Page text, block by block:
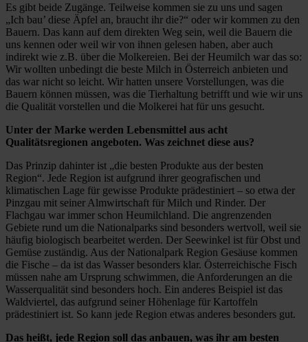
Es gibt beide Zugänge. Teilweise kommen sie zu uns und sagen
„Ich bau’ diese Äpfel an, braucht ihr die?“ oder wir kommen zu den
Bauern. Das kann auf dem direkten Weg sein, weil die Bauern die
uns kennen oder weil wir von ihnen gelesen haben, aber auch
indirekt wie z.B. über die Molkereien. Bei der Heumilch war das so:
Wir wollten unbedingt die beste Milch in Österreich anbieten und
das war nicht so leicht. Wir hatten unsere Vorstellungen, was die
Bauern können müssen, was die Tierhaltung betrifft und wie wir uns
die Qualität vorstellen und die Molkerei hat für uns gesucht.
Unter der Marke werden Lebensmittel aus acht
Qualitätsregionen angeboten. Was zeichnet diese aus?
Das Prinzip dahinter ist „die besten Produkte aus der besten
Region“. Jede Region ist aufgrund ihrer geografischen und
klimatischen Lage für gewisse Produkte prädestiniert – so etwa der
Pinzgau mit seiner Almwirtschaft für Milch und Rinder. Der
Flachgau war immer schon Heumilchland. Die angrenzenden
Gebiete rund um die Nationalparks sind besonders wertvoll, weil sie
häufig biologisch bearbeitet werden. Der Seewinkel ist für Obst und
Gemüse zuständig. Aus der Nationalpark Region Gesäuse kommen
die Fische – da ist das Wasser besonders klar. Österreichische Fisch
müssen nahe am Ursprung schwimmen, die Anforderungen an die
Wasserqualität sind besonders hoch. Ein anderes Beispiel ist das
Waldviertel, das aufgrund seiner Höhenlage für Kartoffeln
prädestiniert ist. So kann jede Region etwas anderes besonders gut.
Das heißt, jede Region soll das anbauen, was ihr am besten